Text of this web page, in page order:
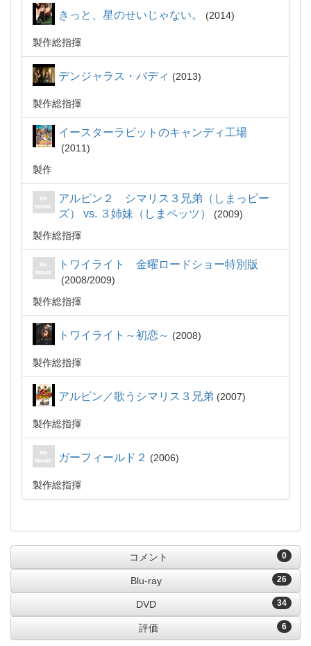
きっと、星のせいじゃない。 2014
製作総指揮
デンジャラス・バディ 2013
製作総指揮
イースターラビットのキャンディ工場
2011
製作
アルビン２ シマリス３兄弟（しまっピー
ズ） vs. ３姉妹（しまペッツ）
2009
製作総指揮
トワイライト 金曜ロードショー特別版
2008/2009
製作総指揮
トワイライト～初恋～ 2008
製作総指揮
アルビン／歌うシマリス３兄弟 2007
製作総指揮
ガーフィールド２ 2006
製作総指揮
0
コメント
26
Blu-ray
34
DVD
6
評価